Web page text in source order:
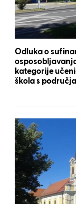
Odluka o
kategorije
škola s